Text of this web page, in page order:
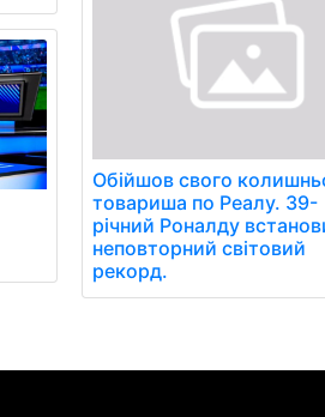
Обійшов свого
товариша по Реалу. 39-
річний Роналду
неповторний світовий
рекорд.